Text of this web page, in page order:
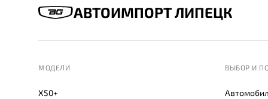
АВТОИМПОРТ ЛИПЕЦК
МОДЕЛИ
X50+
ВЫБОР И